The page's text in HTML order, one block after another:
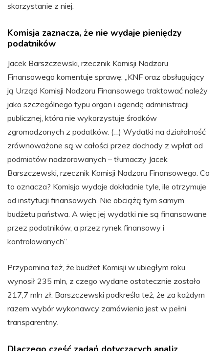
skorzystanie z niej.
Komisja zaznacza, że nie wydaje pieniędzy
podatników
Jacek Barszczewski, rzecznik Komisji Nadzoru
Finansowego komentuje sprawę: „KNF oraz obsługujący
ją Urząd Komisji Nadzoru Finansowego traktować należy
jako szczególnego typu organ i agendę administracji
publicznej, która nie wykorzystuje środków
zgromadzonych z podatków. (…) Wydatki na działalność
zrównoważone są w całości przez dochody z wpłat od
podmiotów nadzorowanych – tłumaczy Jacek
Barszczewski, rzecznik Komisji Nadzoru Finansowego. Co
to oznacza? Komisja wydaje dokładnie tyle, ile otrzymuje
od instytucji finansowych. Nie obciążą tym samym
budżetu państwa. A więc jej wydatki nie są finansowane
przez podatników, a przez rynek finansowy i
kontrolowanych”.
Przypomina też, że budżet Komisji w ubiegłym roku
wynosił 235 mln, z czego wydane ostatecznie zostało
217,7 mln zł. Barszczewski podkreśla też, że za każdym
razem wybór wykonawcy zamówienia jest w pełni
transparentny.